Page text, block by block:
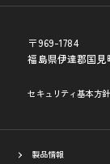
〒969-1784
福島県伊達郡国見
セキュリティ基本方針
製品情報